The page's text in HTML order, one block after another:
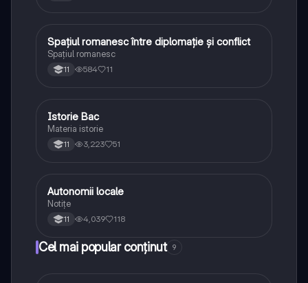
Istorie
Spațiul romanesc între diplomație și conflict
Spațiul romanesc
11 584 11
Istorie
Istorie Bac
Materia istorie
11 3,223 51
Istorie
Autonomii locale
Notițe
11 4,039 118
Cel mai popular conținut 9